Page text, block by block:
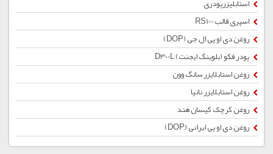
استابلیزرپودری
اسپری قالب RS100
روغن دی او پی ال جی (DOP)
پودر فکو (بلوینگ ایجنت) D300L
روغن استابلایزر سانگ وون
روغن استابلایزر نانیا
روغن کرچک کیسان هند
روغن دی او پی ایرانی (ِDOP)